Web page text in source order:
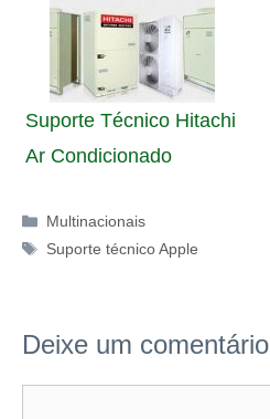
Suporte Técnico Hitachi
Ar Condicionado
Categorias
Multinacionais
Tags
Suporte técnico Apple
Deixe um comentário